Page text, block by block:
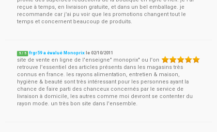
reçue à temps, en livraison gratuite, et dans un bel emballage. je
recommande car j'ai pu voir que les promotions changent tout le
temps et concernent beaucoup de produits.
5 / 5 frgr59 a évalué Monoprix le02/10/2011
site de vente en ligne de l'enseigne" monoprix" ou l'on
retrouve l'essentiel des articles présents dans les magasins très
connus en france. les rayons alimentation, entretien & maison,
hygiène & beauté sont très intéressant pour les personnes ayant la
chance de faire parti des chanceux concernés par le service de
livraison à domicile, les autres comme moi devront se contenter du
rayon mode. un très bon site dans l'ensemble.